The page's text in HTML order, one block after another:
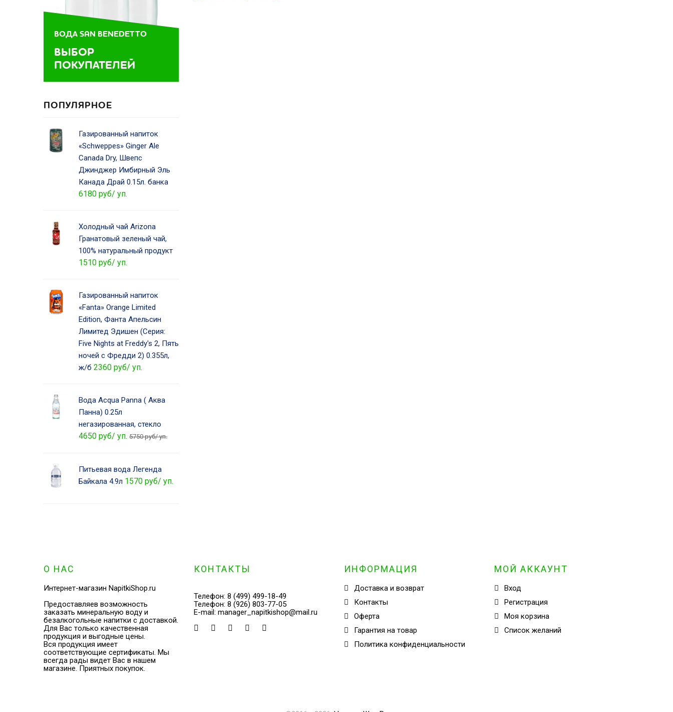
ВОДА SAN BENEDETTO
ВЫБОР
ПОКУПАТЕЛЕЙ
ПОПУЛЯРНОЕ
Газированный напиток
«Schweppes» Ginger Ale
Canada Dry, Швепс
Джинджер Имбирный Эль
Канада Драй 0.15л. банка
6180 руб/ уп.
Холодный чай Arizona
Гранатовый зеленый чай,
100% натуральный продукт
1510 руб/ уп.
Газированный напиток
«Fanta» Orange Limited
Edition, Фанта Апельсин
Лимитед Эдишен (Серия:
Five Nights at Freddy's 2, Пять
ночей с Фредди 2) 0.355л,
ж/б 2360 руб/ уп.
Вода Acqua Panna ( Аква
Панна) 0.25л
негазированная, стекло
4650 руб/ уп. 5750 руб/ уп.
Питьевая вода Легенда
Байкала 4.9л 1570 руб/ уп.
О НАС
Интернет-магазин NapitkiShop.ru
Предоставляев возможность
заказать минеральную воду и
безалкогольные напитки с доставкой.
Для Вас только качественная
продукция и выгодные цены.
Вся продукция имеет
соответствующие сертификаты. Мы
всегда рады видет Вас в нашем
магазине. Приятных покупок.
КОНТАКТЫ
Телефон: 8 (499) 499-18-49
Телефон: 8 (926) 803-77-05
E-mail: manager_napitkishop@mail.ru
ИНФОРМАЦИЯ
Доставка и возврат
Контакты
Оферта
Гарантия на товар
Политика конфиденциальности
МОЙ АККАУНТ
Вход
Регистрация
Моя корзина
Cписок желаний